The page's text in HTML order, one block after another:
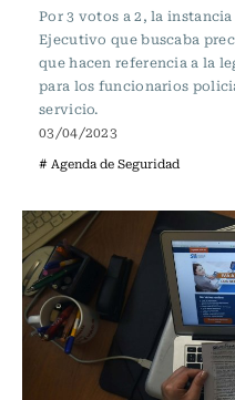
Por 3 votos a 2, la
Ejecutivo que buscaba
que hacen referencia a la
para los funcionarios
servicio.
03/04/2023
# Agenda de Seguridad